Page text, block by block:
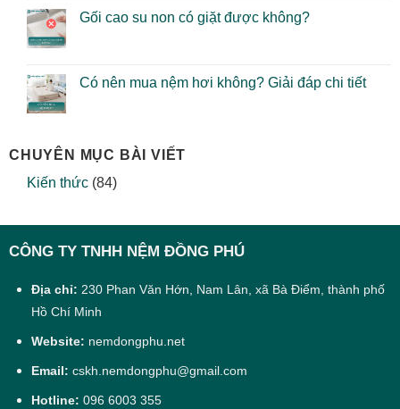
Gối cao su non có giặt được không?
Có nên mua nệm hơi không? Giải đáp chi tiết
CHUYÊN MỤC BÀI VIẾT
Kiến thức (84)
CÔNG TY TNHH NỆM ĐỒNG PHÚ
Địa chỉ: 230 Phan Văn Hớn, Nam Lân, xã Bà Điểm, thành phố
Hồ Chí Minh
Website: nemdongphu.net
Email: cskh.nemdongphu@gmail.com
Hotline: 096 6003 355